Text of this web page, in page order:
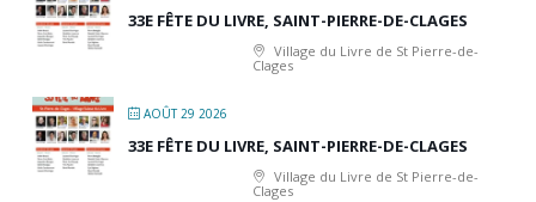
33E FÊTE DU LIVRE, SAINT-PIERRE-DE-CLAGES
Village du Livre de St Pierre-de-
Clages
AOÛT 29 2026
33E FÊTE DU LIVRE, SAINT-PIERRE-DE-CLAGES
Village du Livre de St Pierre-de-
Clages